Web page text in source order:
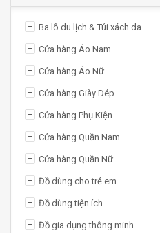
Ba lô du lịch & Túi xách da
Cửa hàng Áo Nam
Cửa hàng Áo Nữ
Cửa hàng Giày Dép
Cửa hàng Phụ Kiện
Cửa hàng Quần Nam
Cửa hàng Quần Nữ
Đồ dùng cho trẻ em
Đồ dùng tiện ích
Đồ gia dụng thông minh